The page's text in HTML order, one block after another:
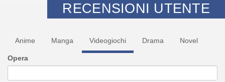
RECENSIONI UTENTE
Anime Manga Videogiochi Drama Novel
Opera